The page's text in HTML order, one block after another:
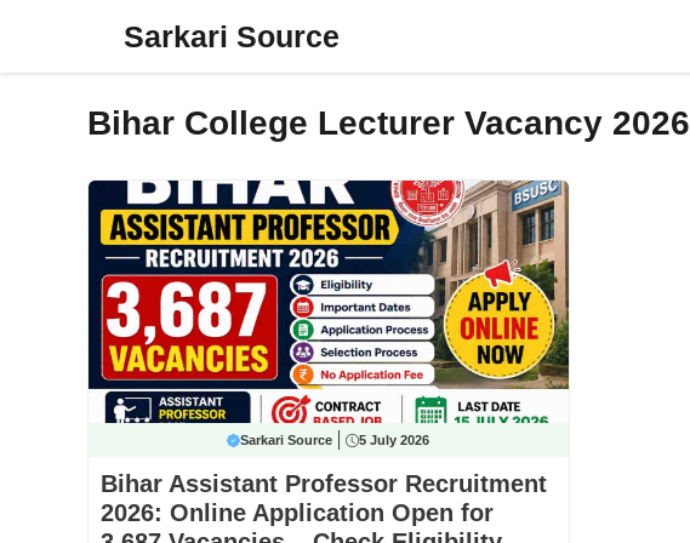
Sarkari Source
Bihar College Lecturer Vacancy 2026
Sarkari Source 5 July 2026
Bihar Assistant Professor Recruitment
2026: Online Application Open for